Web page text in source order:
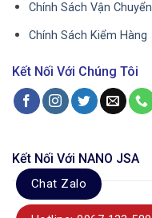
Chính Sách Vận Chuyển
Chính Sách Kiểm Hàng
Kết Nối Với Chúng Tôi
Kết Nối Với NANO JSA
Chat Zalo